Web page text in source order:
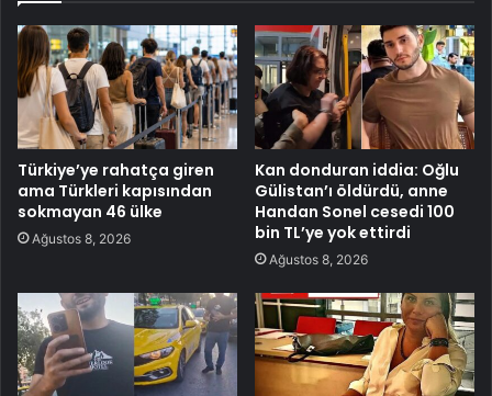
Türkiye’ye rahatça giren
ama Türkleri kapısından
sokmayan 46 ülke
Ağustos 8, 2026
Kan donduran iddia: Oğlu
Gülistan’ı öldürdü, anne
Handan Sonel cesedi 100
bin TL’ye yok ettirdi
Ağustos 8, 2026